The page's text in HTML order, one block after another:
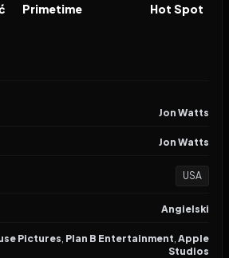
FILM
Primetime FILM
Hot Spot
Jon Watts
Jon Watts
USA
Angielski
Pictures, Plan B Entertainment, Apple
Studios